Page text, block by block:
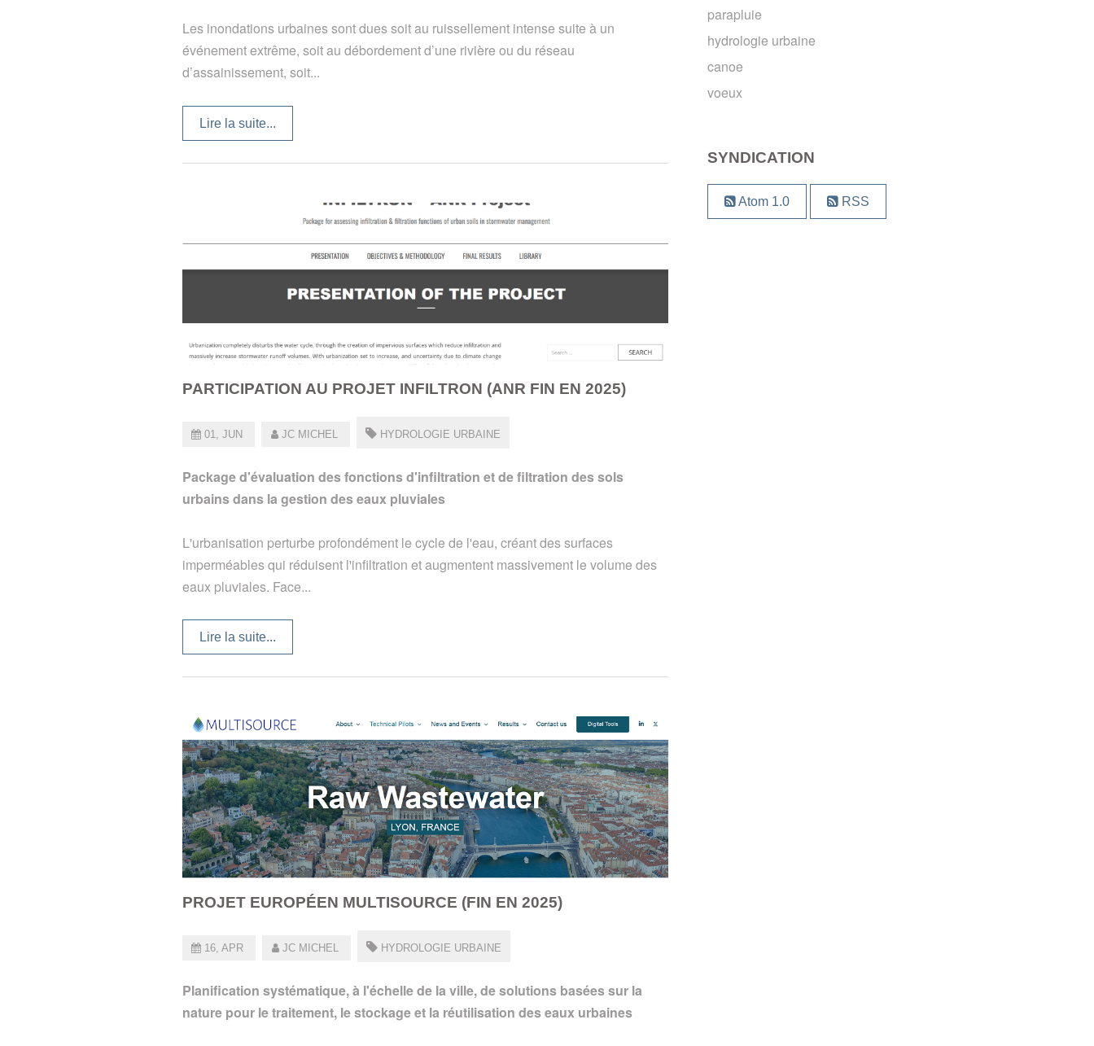
Les inondations urbaines sont dues soit au ruissellement intense suite à un
événement extrême, soit au débordement d’une rivière ou du réseau
d’assainissement, soit...
Lire la suite...
PARTICIPATION AU PROJET INFILTRON (ANR FIN EN 2025)
01, JUN JC MICHEL HYDROLOGIE URBAINE
Package d'évaluation des fonctions d'infiltration et de filtration des sols
urbains dans la gestion des eaux pluviales
L'urbanisation perturbe profondément le cycle de l'eau, créant des surfaces
imperméables qui réduisent l'infiltration et augmentent massivement le volume des
eaux pluviales. Face...
Lire la suite...
PROJET EUROPÉEN MULTISOURCE (FIN EN 2025)
16, APR JC MICHEL HYDROLOGIE URBAINE
Planification systématique, à l'échelle de la ville, de solutions basées sur la
nature pour le traitement, le stockage et la réutilisation des eaux urbaines
parapluie
hydrologie urbaine
canoe
voeux
SYNDICATION
Atom 1.0 RSS